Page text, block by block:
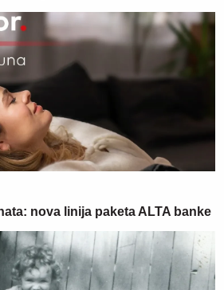
nova linija paketa ALTA banke